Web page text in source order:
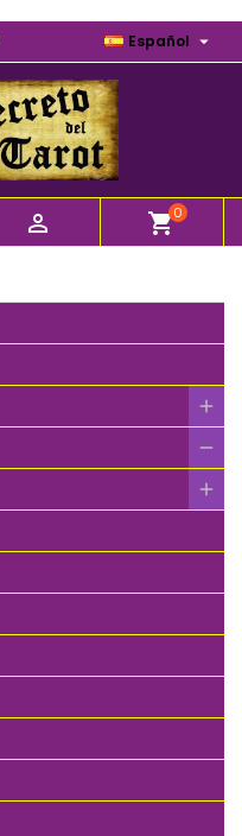
Español 
 shopping_cart0